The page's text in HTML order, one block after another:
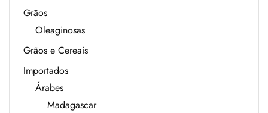
Grãos
Oleaginosas
Grãos e Cereais
Importados
Árabes
Madagascar